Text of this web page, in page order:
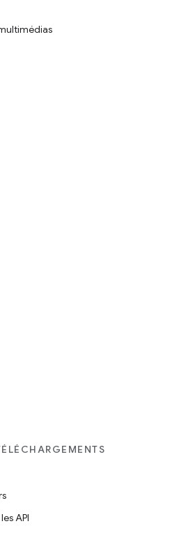
API